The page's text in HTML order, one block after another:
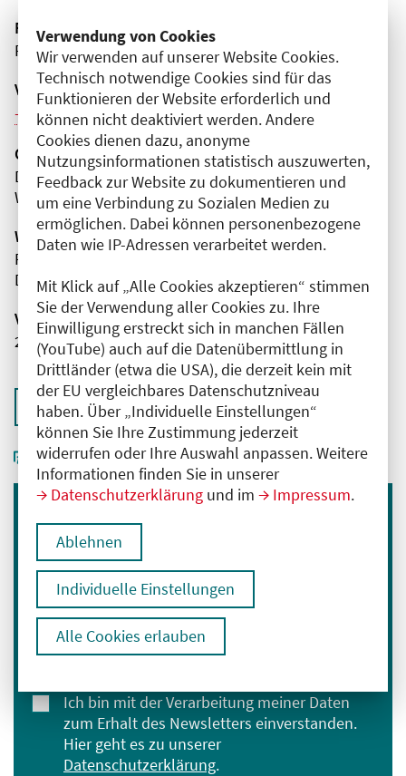
Verwendung von Cookies
Wir verwenden auf unserer Website Cookies.
Technisch notwendige Cookies sind für das
Funktionieren der Website erforderlich und
können nicht deaktiviert werden. Andere
Cookies dienen dazu, anonyme
Nutzungsinformationen statistisch auszuwerten,
Feedback zur Website zu dokumentieren und
um eine Verbindung zu Sozialen Medien zu
ermöglichen. Dabei können personenbezogene
Daten wie IP-Adressen verarbeitet werden.
Mit Klick auf „Alle Cookies akzeptieren“ stimmen
Sie der Verwendung aller Cookies zu. Ihre
Einwilligung erstreckt sich in manchen Fällen
(YouTube) auch auf die Datenübermittlung in
Drittländer (etwa die USA), die derzeit kein mit
der EU vergleichbares Datenschutzniveau
haben. Über „Individuelle Einstellungen“
können Sie Ihre Zustimmung jederzeit
widerrufen oder Ihre Auswahl anpassen. Weitere
Informationen finden Sie in unserer
Datenschutzerklärung und im Impressum.
Ablehnen
Individuelle Einstellungen
Alle Cookies erlauben
Fortbildungsformat
Präsenz
Veranstaltungsreihe
Weitere Veranstaltungen dieser Reihe (6)
Organisator(en)
DRK Kliniken Berlin | Westend
Wiegmann Klinik
Wissenschaftliche Leitung
Frau Dr. med. Ina Schumann
DRK Kliniken Berlin | Westend
Veranstaltungsnummer
2761102026035520052
Zurück zur Übersicht
Immer informiert bleiben
Melden Sie sich für unseren Newsletter an:
E-Mail-Adresse eingeben
Ich bin mit der Verarbeitung meiner Daten
zum Erhalt des Newsletters einverstanden.
Hier geht es zu unserer
Datenschutzerklärung.
Anmelden